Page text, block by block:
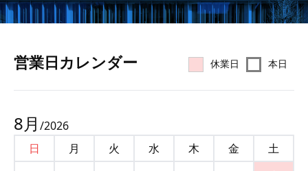
営業⽇カレンダー 休業日 本日
8月 /2026
日
月 火 水 木 金
土